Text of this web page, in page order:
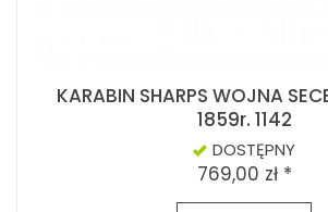
KARABIN SHARPS WOJNA
1859r. 1142
DOSTĘPNY
769,00 zł *